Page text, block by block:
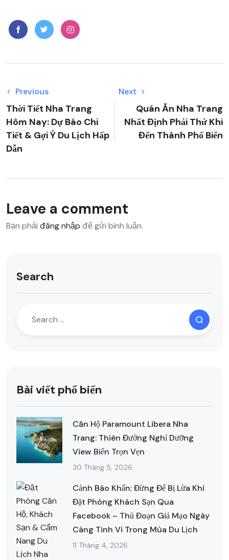
Previous
Thời Tiết Nha Trang
Hôm Nay: Dự Báo Chi
Tiết & Gợi Ý Du Lịch Hấp
Dẫn
Next
Quán Ăn Nha Trang
Nhất Định Phải Thử Khi
Đến Thành Phố Biển
Leave a comment
Bạn phải đăng nhập để gửi bình luận.
Search
Bài viết phổ biến
Căn Hộ Paramount Libera Nha
Trang: Thiên Đường Nghỉ Dưỡng
View Biển Trọn Vẹn
30 Tháng 5, 2026
Cảnh Báo Khẩn: Đừng Để Bị Lừa Khi
Đặt Phòng Khách Sạn Qua
Facebook – Thủ Đoạn Giả Mạo Ngày
Càng Tinh Vi Trong Mùa Du Lịch
11 Tháng 4, 2026